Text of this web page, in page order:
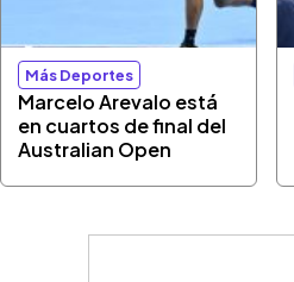
Más Deportes
Marcelo Arevalo está
en cuartos de final del
Australian Open